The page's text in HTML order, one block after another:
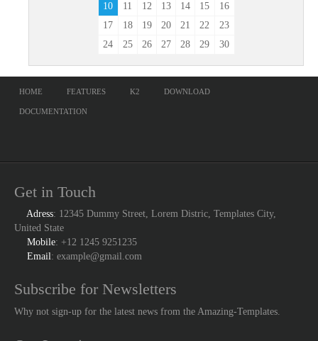
10
11 12 13 14 15
16
17
18 19 20 21 22
23
24
25 26 27 28 29 30
HOME FEATURES K2 DOWNLOAD
DOCUMENTATION
Get in Touch
Adress: 12345 Dummy Street, Lorem Distric, Templates City,
United State
Mobile: +12 1245 9251235
Email: example@gmail.com
Subscribe for Newsletters
Why not sign-up for the latest news from the Amazing-Templates.